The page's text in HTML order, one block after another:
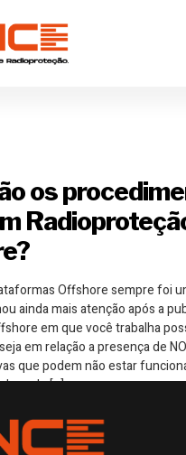
os
Offshore sempre foi
ainda mais atenção após a
em que você trabalha
em relação a presença de
que podem não estar
pode […]